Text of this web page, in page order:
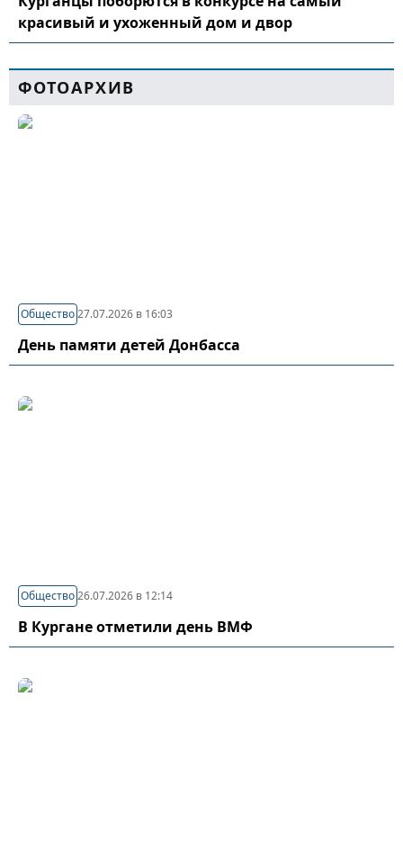
красивый и ухоженный дом и двор
ФОТОАРХИВ
Общество27.07.2026 в 16:03
День памяти детей Донбасса
Общество26.07.2026 в 12:14
В Кургане отметили день ВМФ